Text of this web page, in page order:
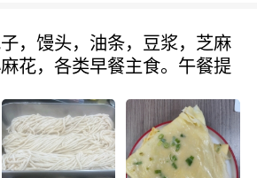
，馒头，油条，豆浆，芝麻
花，各类早餐主食。午餐提